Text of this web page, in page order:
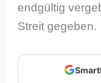
endgültig
Streit gegeben.